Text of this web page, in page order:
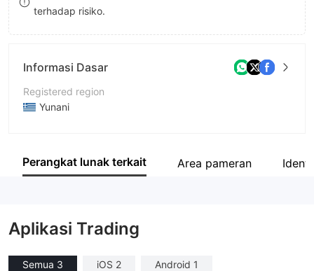
terhadap risiko.
Informasi Dasar
Registered region
Yunani
Nama perusahaan
Perangkat lunak terkait Area pameran
Aplikasi Trading
Semua 3 iOS 2 Android 1